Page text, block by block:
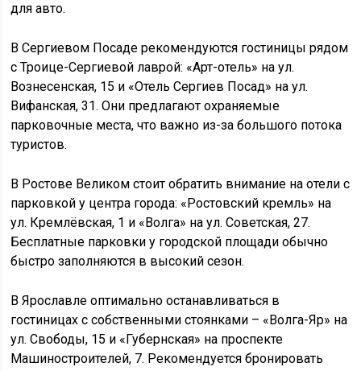
для авто.
В Сергиевом Посаде рекомендуются гостиницы рядом
с Троице-Сергиевой лаврой: «Арт-отель» на ул.
Вознесенская, 15 и «Отель Сергиев Посад» на ул.
Вифанская, 31. Они предлагают охраняемые
парковочные места, что важно из-за большого потока
туристов.
В Ростове Великом стоит обратить внимание на отели с
парковкой у центра города: «Ростовский кремль» на
ул. Кремлёвская, 1 и «Волга» на ул. Советская, 27.
Бесплатные парковки у городской площади обычно
быстро заполняются в высокий сезон.
В Ярославле оптимально останавливаться в
гостиницах с собственными стоянками – «Волга-Яр» на
ул. Свободы, 15 и «Губернская» на проспекте
Машиностроителей, 7. Рекомендуется бронировать